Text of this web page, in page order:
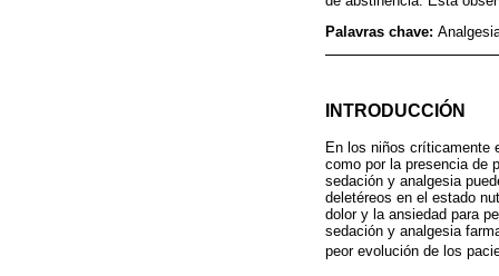
Palavras chave:
INTRODUCCIÓN
En los niños críticamente
como por la presencia de
sedación y analgesia
deletéreos en el estado
dolor y la ansiedad para
sedación y analgesia
peor evolución de los